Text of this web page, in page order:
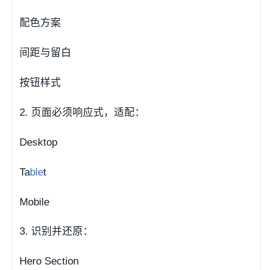
配色方案
间距与留白
按钮样式
2. 页面必须响应式，适配：
Desktop
Tablet
Mobile
3. 识别并还原：
Hero Section